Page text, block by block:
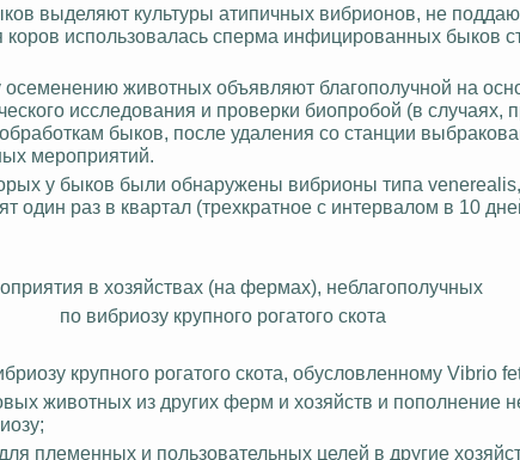
выделяют культуры атипичных вибрионов, не
коров использовалась сперма инфицированных быков
осеменению животных объявляют благополучной на
исследования и проверки биопробой (в
быков, после удаления со станции
мероприятий.
у быков были обнаружены вибрионы типа
один раз в квартал (трехкратное с интервалом в 10
в хозяйствах (на фермах), неблагополучных
по вибриозу крупного рогатого скота
крупного рогатого скота, обусловленному Vibrio
животных из других ферм и хозяйств и пополнение
племенных и пользовательных целей в другие